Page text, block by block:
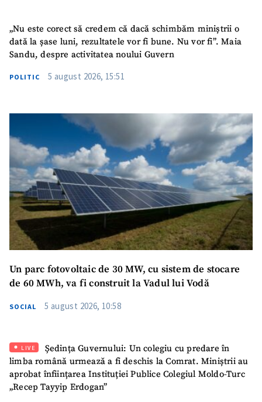
„Nu este corect să credem că dacă schimbăm miniștrii o
dată la șase luni, rezultatele vor fi bune. Nu vor fi”. Maia
Sandu, despre activitatea noului Guvern
POLITIC 5 august 2026, 15:51
Un parc fotovoltaic de 30 MW, cu sistem de stocare
de 60 MWh, va fi construit la Vadul lui Vodă
SOCIAL 5 august 2026, 10:58
LIVE
Ședința Guvernului: Un colegiu cu predare în
limba română urmează a fi deschis la Comrat. Miniștrii au
aprobat înființarea Instituției Publice Colegiul Moldo-Turc
„Recep Tayyip Erdogan”